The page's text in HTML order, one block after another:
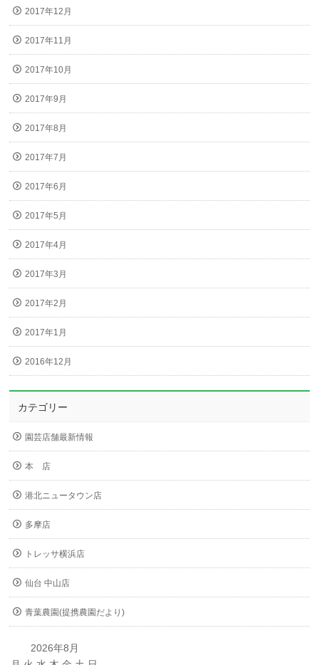
2017年12月
2017年11月
2017年10月
2017年9月
2017年8月
2017年7月
2017年6月
2017年5月
2017年4月
2017年3月
2017年2月
2017年1月
2016年12月
カテゴリー
園芸店舗最新情報
本 店
港北ニュータウン店
多摩店
トレッサ横浜店
仙台 中山店
青葉農園(提携農園だより)
2026年8月